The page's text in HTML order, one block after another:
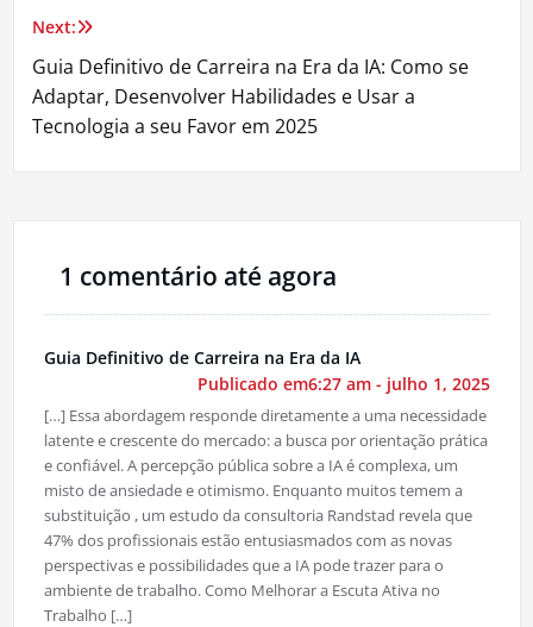
Post
Next:
Guia Definitivo de Carreira na Era da IA: Como se
Adaptar, Desenvolver Habilidades e Usar a
Tecnologia a seu Favor em 2025
1 comentário até agora
Guia Definitivo de Carreira na Era da IA
Publicado em6:27 am - julho 1, 2025
[…] Essa abordagem responde diretamente a uma necessidade
latente e crescente do mercado: a busca por orientação prática
e confiável. A percepção pública sobre a IA é complexa, um
misto de ansiedade e otimismo. Enquanto muitos temem a
substituição , um estudo da consultoria Randstad revela que
47% dos profissionais estão entusiasmados com as novas
perspectivas e possibilidades que a IA pode trazer para o
ambiente de trabalho. Como Melhorar a Escuta Ativa no
Trabalho […]